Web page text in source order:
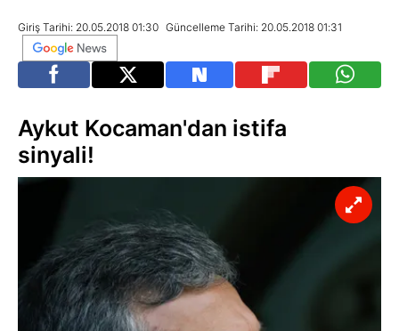
Giriş Tarihi: 20.05.2018 01:30 Güncelleme Tarihi: 20.05.2018 01:31
Aykut Kocaman'dan istifa
sinyali!